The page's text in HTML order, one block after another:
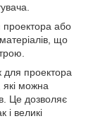
проектора або
що
для проектора
які можна
Це дозволяє
і великі